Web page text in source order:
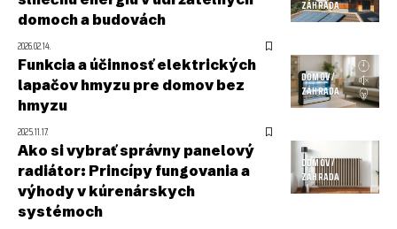
ZÁHRADA
domoch a budovách
2026.02.14.
DOMOV /
ZÁHRADA
Funkcia a účinnosť elektrických
lapačov hmyzu pre domov bez
hmyzu
2025.11.17.
DOMOV /
ZÁHRADA
Ako si vybrať správny panelový
radiátor: Princípy fungovania a
výhody v kúrenárskych
systémoch